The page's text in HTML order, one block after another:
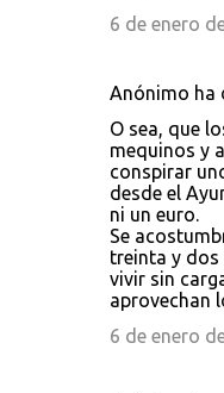
6 de enero
Anónimo
O sea, que
mequinos y
conspirar
desde el
ni un euro.
Se
treinta y dos
vivir sin
aprovechan
6 de enero